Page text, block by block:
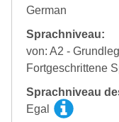
German
Sprachniveau:
von: A2 -
Fortgeschrittene
Sprachniveau
Egal